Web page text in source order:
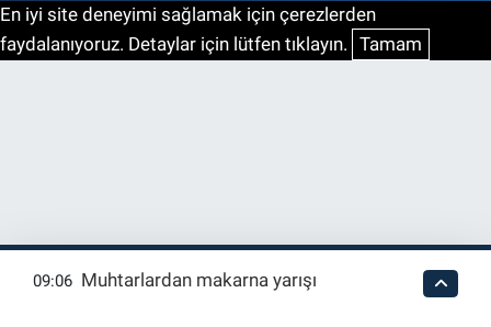
En iyi site deneyimi sağlamak için çerezlerden
faydalanıyoruz. Detaylar için lütfen tıklayın. Tamam
09:06 Muhtarlardan makarna yarışı